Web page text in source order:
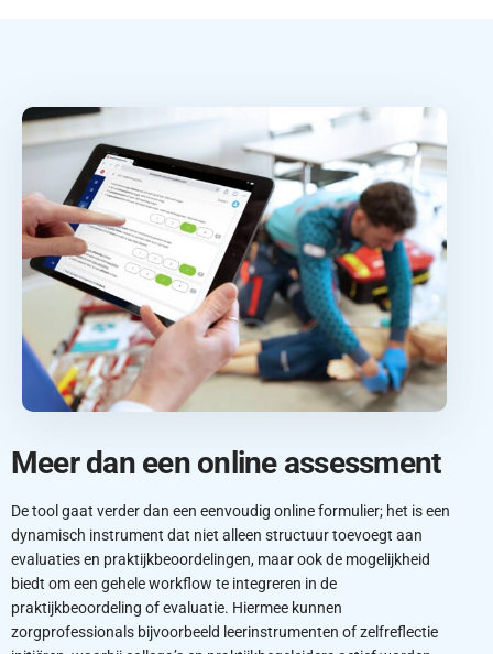
Meer dan een online assessment
De tool gaat verder dan een eenvoudig online formulier; het is een
dynamisch instrument dat niet alleen structuur toevoegt aan
evaluaties en praktijkbeoordelingen, maar ook de mogelijkheid
biedt om een gehele workflow te integreren in de
praktijkbeoordeling of evaluatie. Hiermee kunnen
zorgprofessionals bijvoorbeeld leerinstrumenten of zelfreflectie